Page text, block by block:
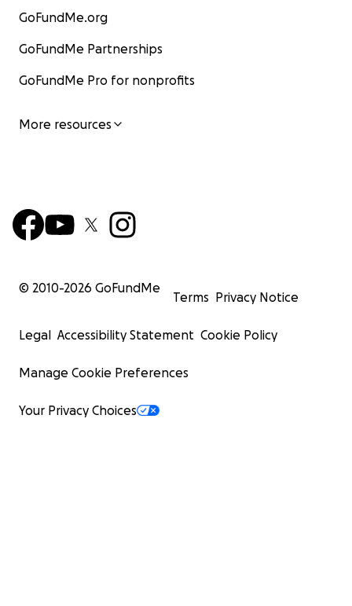
GoFundMe.org
GoFundMe Partnerships
GoFundMe Pro for nonprofits
More resources
© 2010-2026 GoFundMe
Terms Privacy Notice
Legal Accessibility Statement Cookie Policy
Manage Cookie Preferences
Your Privacy Choices